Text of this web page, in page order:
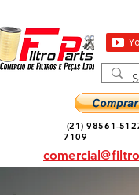
(21) 98561-
7109